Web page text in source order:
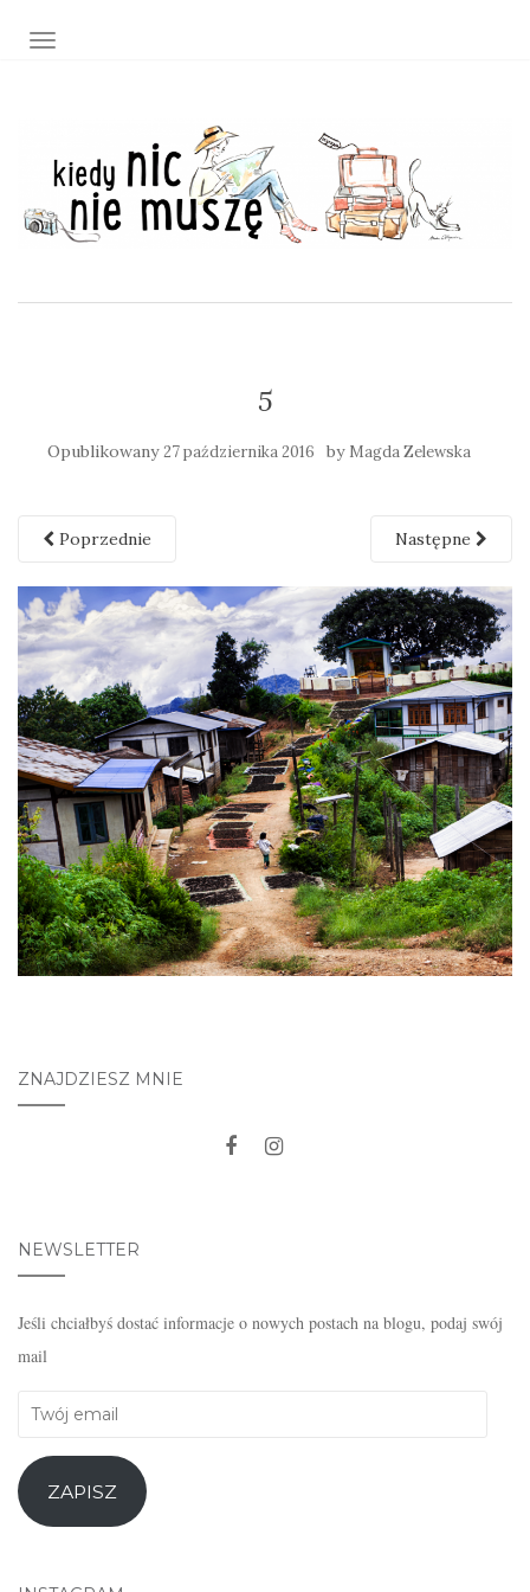
TOGGLE NAVIGATION
5
Opublikowany27 października 2016 by Magda Zelewska
Poprzednie Następne
ZNAJDZIESZ MNIE
NEWSLETTER
Jeśli chciałbyś dostać informacje o nowych postach na blogu, podaj swój
mail
Twój
ZAPISZ